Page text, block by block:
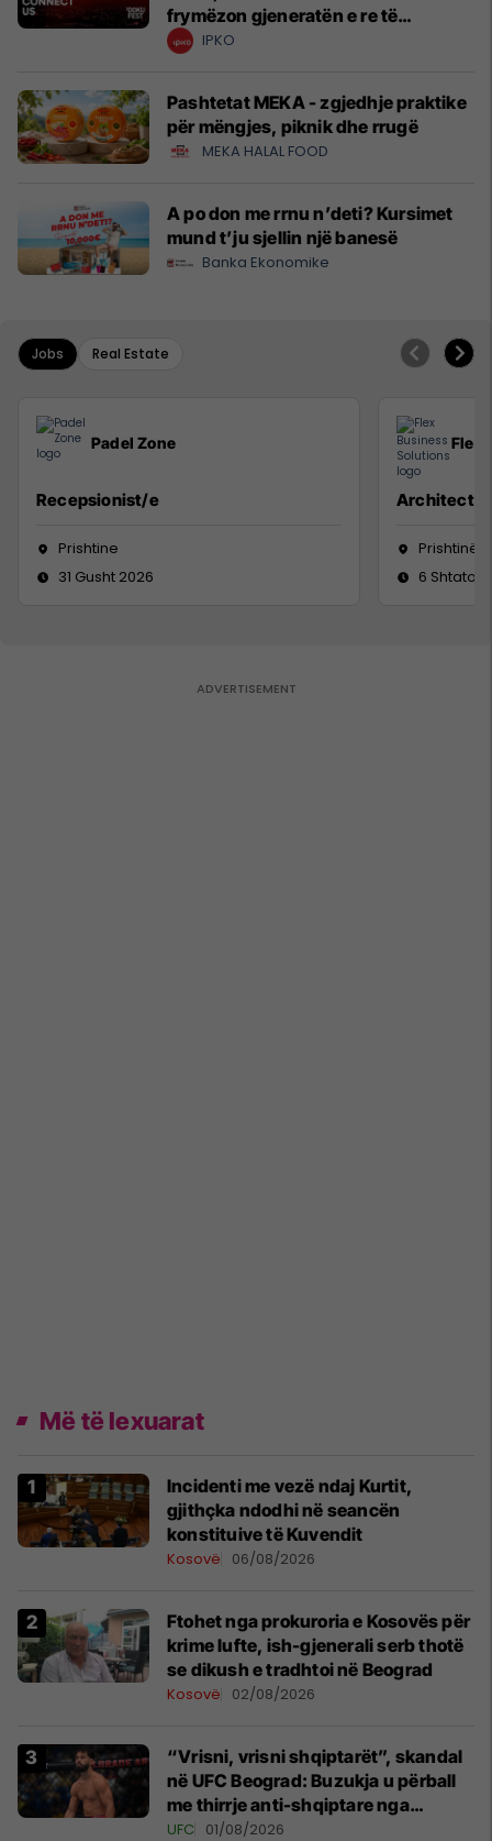
frymëzon gjeneratën e re të
krijuesve
IPKO
Pashtetat MEKA - zgjedhje praktike
për mëngjes, piknik dhe rrugë
MEKA HALAL FOOD
A po don me rrnu n’deti? Kursimet
mund t’ju sjellin një banesë
Banka Ekonomike
Jobs Real Estate
Padel Zone
Recepsionist/e
Prishtine
31 Gusht 2026
Flex
Architect
Prishtinë
6 Shtator
Më të lexuarat
Incidenti me vezë ndaj Kurtit,
gjithçka ndodhi në seancën
konstituive të Kuvendit
Kosovë 06/08/2026
Ftohet nga prokuroria e Kosovës për
krime lufte, ish-gjenerali serb thotë
se dikush e tradhtoi në Beograd
Kosovë 02/08/2026
“Vrisni, vrisni shqiptarët”, skandal
në UFC Beograd: Buzukja u përball
me thirrje anti-shqiptare nga
tribunat
UFC 01/08/2026